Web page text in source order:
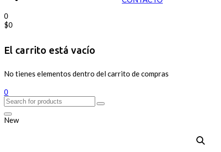
0
$0
El carrito está vacío
No tienes elementos dentro del carrito de compras
0
New